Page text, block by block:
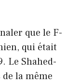
que le F-
qui était
Le Shahed-
la même